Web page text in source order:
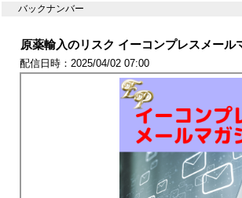
バックナンバー
原薬輸入のリスク イーコンプレスメール
配信日時：2025/04/02 07:00